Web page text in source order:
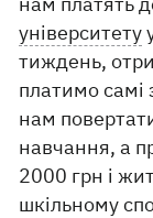
університету
тиждень,
платимо самі
нам
навчання, а
2000 грн і
шкільному